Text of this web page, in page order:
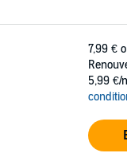
7,99 €
5,99 €/